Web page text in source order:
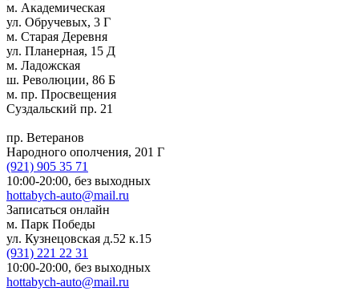
м. Академическая
ул. Обручевых, 3 Г
м. Старая Деревня
ул. Планерная, 15 Д
м. Ладожская
ш. Революции, 86 Б
м. пр. Просвещения
Суздальский пр. 21
пр. Ветеранов
Народного ополчения, 201 Г
(921) 905 35 71
10:00-20:00, без выходных
hottabych-auto@mail.ru
Записаться онлайн
м. Парк Победы
ул. Кузнецовская д.52 к.15
(931) 221 22 31
10:00-20:00, без выходных
hottabych-auto@mail.ru